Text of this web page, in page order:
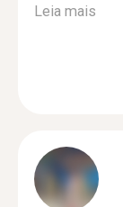
Leia mais